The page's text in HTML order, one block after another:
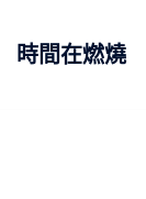
時間在燃燒